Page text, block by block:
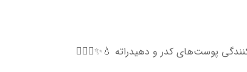
پوست‌های کدر و دهیدراته 💧✨💆🏻‍♀️